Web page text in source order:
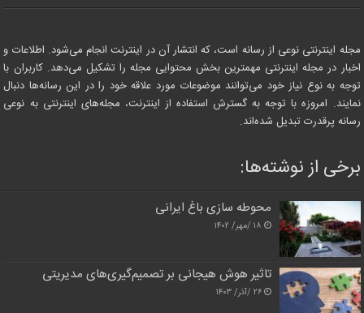
مجله اینترنتی نوعی از رسانه است، که انتشار آن در اینترنت انجام می‌شود. اطلاعات و
اخبار در مجله اینترنتی مهمترین بخش محتوایی مجله را تشکیل می‌دهد. کاربران با
توجه به نوع نیاز خود می‌توانند موضوعات مورد علاقه خود را در این رسانه‌ها دنبال
نمایند. امروزه با توجه به گسترش استفاده از اینترنت، مجله‌های اینترنتی به نوعی
رسانه پرقدرت تبدیل شده‌اند.
برخی از نوشته‌ها:
محوطه سازی باغ ایرانی
۱۸ /مهر/ ۱۴۰۲
تاثیر هوش هیجانی بر تصمیم‌گیری‌های مدیریتی
۲۶ /آذر/ ۱۴۰۳